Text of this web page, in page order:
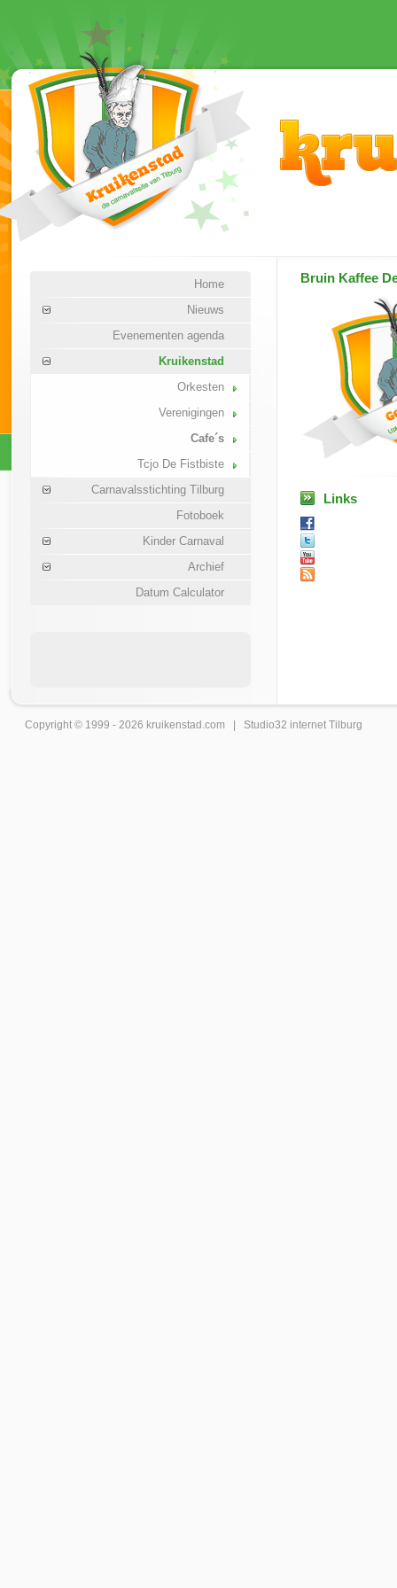
Home
Nieuws
Evenementen agenda
Kruikenstad
Orkesten
Verenigingen
Cafe´s
Tcjo De Fistbiste
Carnavalsstichting Tilburg
Fotoboek
Kinder Carnaval
Archief
Datum Calculator
Bruin Kaffee
Links
Copyright © 1999 - 2026 kruikenstad .com | Studio32 internet Tilburg